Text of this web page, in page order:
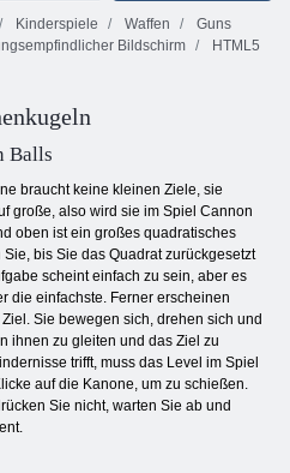
Kinderspiele Waffen
Guns
Bildschirm
HTML5
Balls
braucht keine kleinen Ziele, sie
große, also wird sie im Spiel Cannon
oben ist ein großes quadratisches
bis Sie das Quadrat zurückgesetzt
scheint einfach zu sein, aber es
die einfachste. Ferner erscheinen
Sie bewegen sich, drehen sich und
ihnen zu gleiten und das Ziel zu
trifft, muss das Level im Spiel
auf die Kanone, um zu schießen.
Sie nicht, warten Sie ab und